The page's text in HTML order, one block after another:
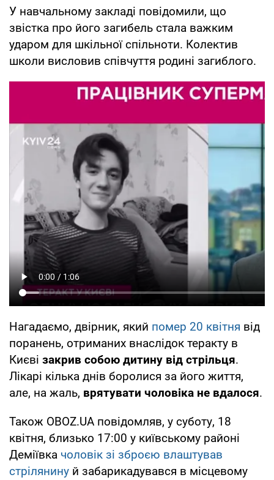
У навчальному закладі повідомили, що
звістка про його загибель стала важким
ударом для шкільної спільноти. Колектив
школи висловив співчуття родині загиблого.
Нагадаємо, двірник, який помер 20 квітня від
поранень, отриманих внаслідок теракту в
Києві закрив собою дитину від стрільця.
Лікарі кілька днів боролися за його життя,
але, на жаль, врятувати чоловіка не вдалося.
Також OBOZ.UA повідомляв, у суботу, 18
квітня, близько 17:00 у київському районі
Деміївка чоловік зі зброєю влаштував
стрілянину й забарикадувався в місцевому